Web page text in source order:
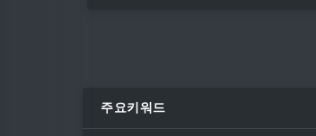
‘현장대응활동
다.이번 회의는
난 대응 능력을
주요키워드